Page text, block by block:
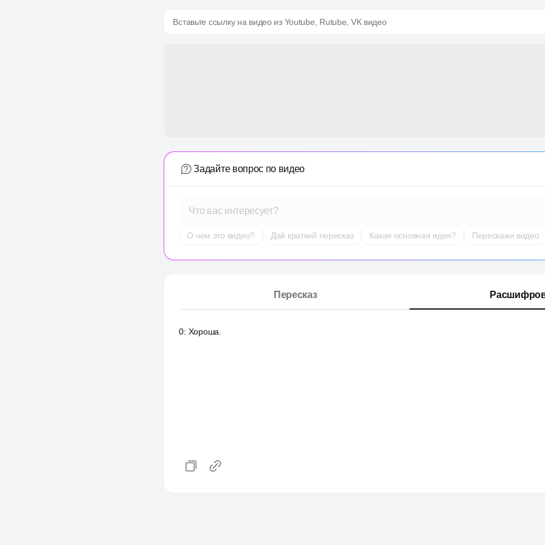
Вставьте ссылку на видео из Youtube, Rutube, VK видео
Задайте вопрос по видео
Что вас интересует?
О чем это видео? Дай краткий пересказ Какая основная идея? Перескажи видео
Пересказ
0: Хороша.